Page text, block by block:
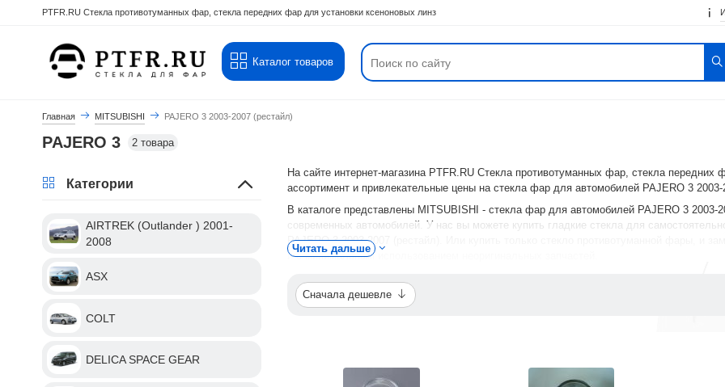
PTFR.RU Стекла противотуманных фар, стекла передних фар для установки ксеноновых линз
Каталог товаров
Главная MITSUBISHI PAJERO 3 2003-2007 (рестайл)
PAJERO 3 2 товара
На сайте интернет-магазина PTFR.RU Стекла противотуманных фар, стекла
ассортимент и привлекательные цены на стекла фар для автомобилей PAJERO 3 2003-
В каталоге представлены MITSUBISHI - стекла фар для автомобилей PAJERO 3
современных автомобилей. У нас вы можете купить гладкие стекла для
PAJERO 3 2003-2007 (рестайл). Или купить только стекло противотуманной фары, и
и с минимальным использованием неоригинальных запчастей.
сэкономить на ремонте автофар или насладиться светом ксеноновых линз после
оформлении заказа через корзину нашего интернет-магазина PTFR.RU Стекла
Читать дальше
Сначала дешевле
Категории
AIRTREK (Outlander ) 2001-
2008
ASX
COLT
DELICA SPACE GEAR